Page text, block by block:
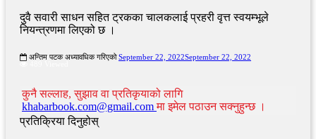
दुवै सवारी साधन सहित ट्रकका चालकलाई प्रहरी वृत्त स्वयम्भूले
नियन्त्रणमा लिएको छ ।
अन्तिम पटक अध्यावधिक गरिएको September 22, 2022September 22, 2022
कुनै सल्लाह, सुझाव वा प्रतिकृयाको लागि
khabarbook.com@gmail.comमा इमेल पठाउन सक्नुहुन्छ ।
प्रतिक्रिया दिनुहोस्